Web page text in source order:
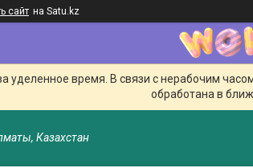
сайт на Satu.kz
уделенное время. В связи с нерабочим
обработана в
Казахстан